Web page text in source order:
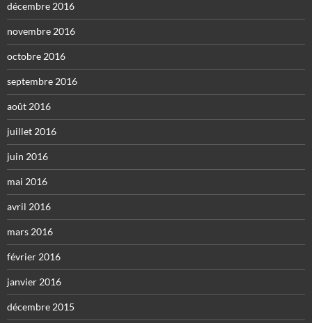
décembre 2016
novembre 2016
octobre 2016
septembre 2016
août 2016
juillet 2016
juin 2016
mai 2016
avril 2016
mars 2016
février 2016
janvier 2016
décembre 2015